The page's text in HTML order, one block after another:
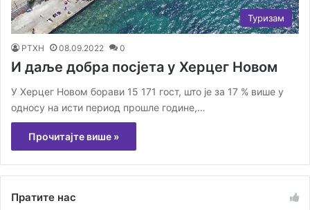
Туризам
РТХН 08.09.2022 0
И даље добра посјета у Херцег Новом
У Херцег Новом борави 15 171 гост, што је за 17 % више у
односу на исти период прошле године,…
Прочитајте више »
Пратите нас